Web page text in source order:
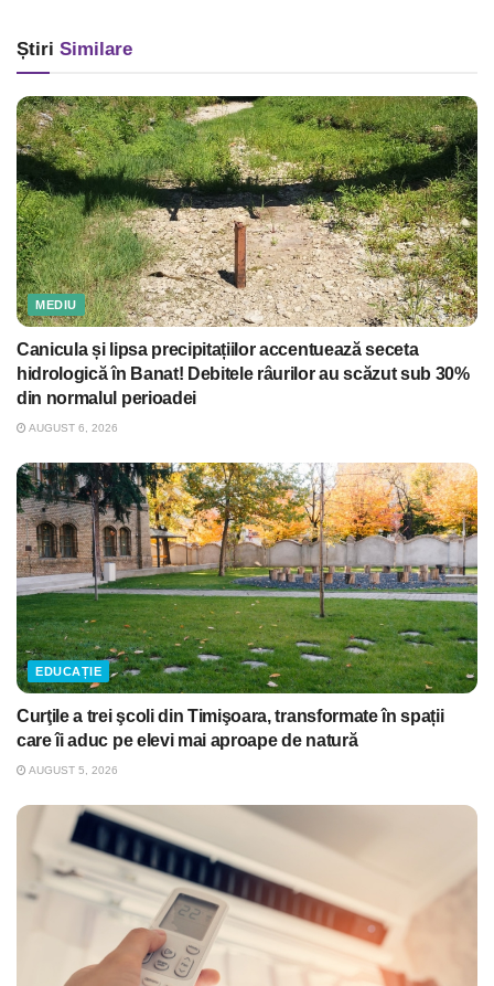
Știri Similare
MEDIU
Canicula și lipsa precipitațiilor accentuează seceta
hidrologică în Banat! Debitele râurilor au scăzut sub 30%
din normalul perioadei
AUGUST 6, 2026
EDUCAȚIE
Curţile a trei şcoli din Timişoara, transformate în spații
care îi aduc pe elevi mai aproape de natură
AUGUST 5, 2026